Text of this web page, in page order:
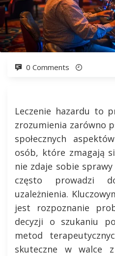
0 Comments
Leczenie hazardu to
zrozumienia zarówno
społecznych
osób, które zmagają
nie zdaje sobie
często prowadzi
uzależnienia.
jest rozpoznanie
decyzji o szukaniu
metod
skuteczne w walce